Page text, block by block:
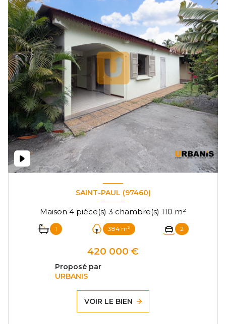
SAINT-PAUL (97460)
Maison 4 pièce(s) 3 chambre(s) 110 m²
1 384 m² 2
420 000 €
Proposé par
URBANIS
VOIR LE BIEN